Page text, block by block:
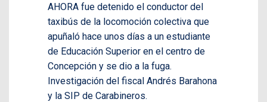
AHORA fue detenido el conductor del
taxibús de la locomoción colectiva que
apuñaló hace unos días a un estudiante
de Educación Superior en el centro de
Concepción y se dio a la fuga.
Investigación del fiscal Andrés Barahona
y la SIP de Carabineros.